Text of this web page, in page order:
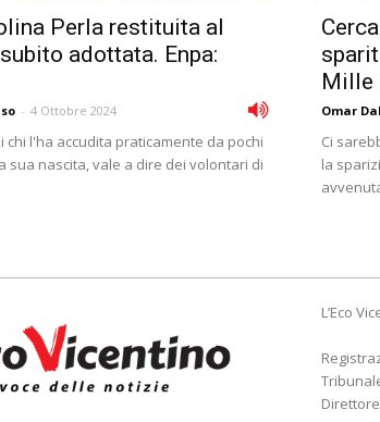
Perla restituita al
adottata. Enpa:
- 4 Ottobre 2024
chi l'ha accudita praticamente da pochi
sua nascita, vale a dire dei volontari di
Mille
Omar
Ci
la
L’Eco